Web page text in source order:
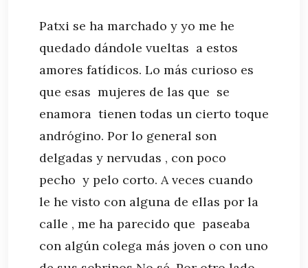
Patxi se ha marchado y yo me he
quedado dándole vueltas a estos
amores fatídicos. Lo más curioso es
que esas mujeres de las que se
enamora tienen todas un cierto toque
andrógino. Por lo general son
delgadas y nervudas , con poco
pecho y pelo corto. A veces cuando
le he visto con alguna de ellas por la
calle , me ha parecido que paseaba
con algún colega más joven o con uno